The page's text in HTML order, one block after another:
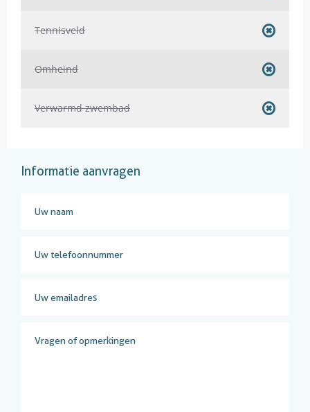
Tennisveld
Omheind
Verwarmd zwembad
Informatie aanvragen